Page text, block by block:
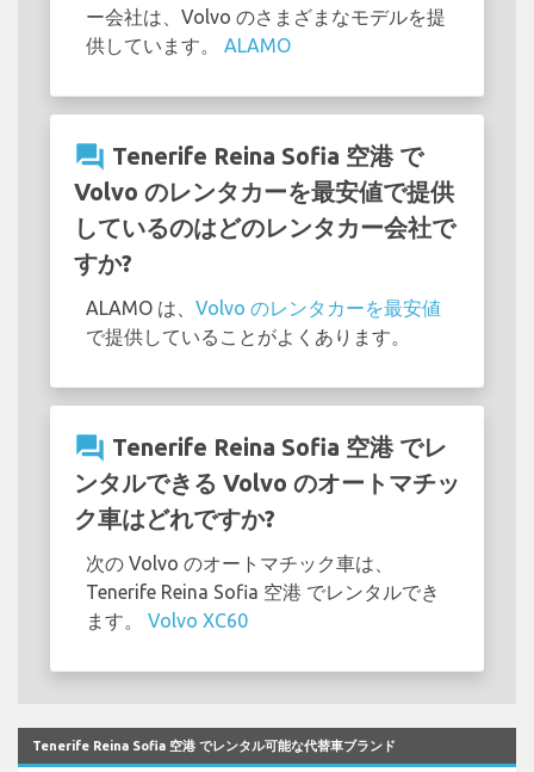
ー会社は、Volvo のさまざまなモデルを提
供しています。 ALAMO
question_answer Tenerife Reina Sofia 空港 で
Volvo のレンタカーを最安値で提供
しているのはどのレンタカー会社で
すか?
ALAMO は、 Volvo のレンタカーを最安値
で提供していることがよくあります。
question_answer Tenerife Reina Sofia 空港 でレ
ンタルできる Volvo のオートマチッ
ク車はどれですか?
次の Volvo のオートマチック車は、
Tenerife Reina Sofia 空港 でレンタルでき
ます。 Volvo XC60
Tenerife Reina Sofia 空港 でレンタル可能な代替車ブランド